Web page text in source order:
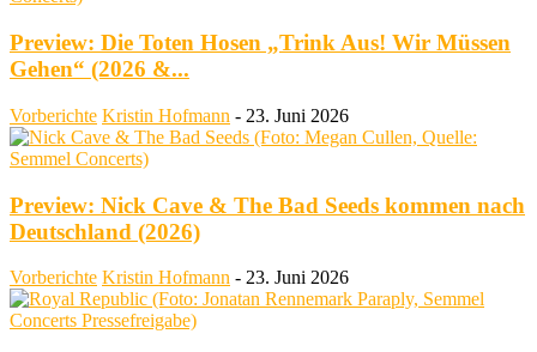
Preview: Die Toten Hosen „Trink Aus! Wir Müssen
Gehen“ (2026 &...
Vorberichte Kristin Hofmann - 23. Juni 2026
Preview: Nick Cave & The Bad Seeds kommen nach
Deutschland (2026)
Vorberichte Kristin Hofmann - 23. Juni 2026